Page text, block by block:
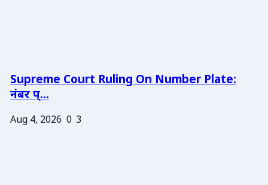
Supreme Court Ruling On Number Plate:
नंबर प्...
Aug 4, 2026 0 3